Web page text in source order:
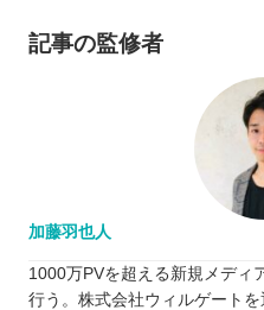
記事の監修者
加藤羽也人
1000万PVを超える新規メディ
行う。株式会社ウィルゲート